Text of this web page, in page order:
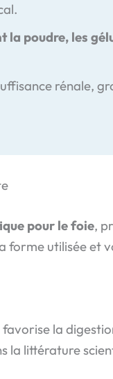
la poudre, les
rénale,
pour le foie,
forme utilisée et
la
la littérature